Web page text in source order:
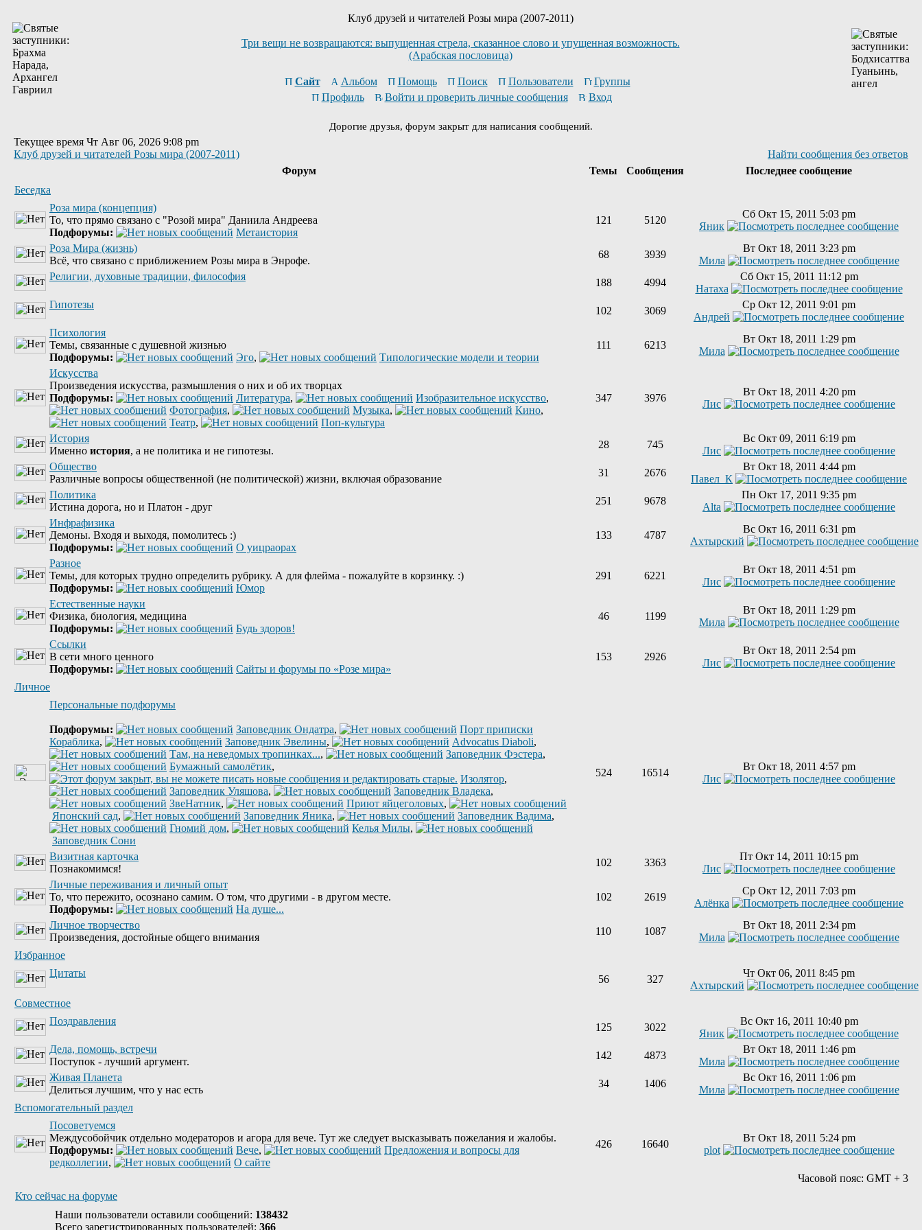
Клуб друзей и читателей Розы мира (2007-2011)
Три вещи не возвращаются: выпущенная стрела, сказанное слово и упущенная возможность.
(Арабская пословица)
Сайт Альбом Помощь Поиск Пользователи
Группы
Профиль
Войти и проверить личные сообщения Вход
Дорогие друзья, форум закрыт для написания сообщений.
Текущее время Чт Авг 06, 2026 9:08 pm
Клуб друзей и читателей Розы мира (2007-2011)
Найти сообщения без ответов
Форум
Темы Сообщения
Последнее сообщение
Беседка
Роза мира (концепция)
То, что прямо связано с "Розой мира" Даниила Андреева
Подфорумы:
Метаистория
121 5120
Сб Окт 15, 2011 5:03 pm
Яник
Роза Мира (жизнь)
Всё, что связано с приближением Розы мира в Энрофе.
68 3939
Вт Окт 18, 2011 3:23 pm
Мила
Религии, духовные традиции, философия
188 4994
Сб Окт 15, 2011 11:12 pm
Натаха
Гипотезы
102 3069
Ср Окт 12, 2011 9:01 pm
Андрей
Психология
Темы, связанные с душевной жизнью
Подфорумы:
Эго, Типологические модели и теории
111 6213
Вт Окт 18, 2011 1:29 pm
Мила
Искусства
Произведения искусства, размышления о них и об их творцах
Подфорумы:
Литература, Изобразительное искусство,
Фотография, Музыка, Кино,
Театр, Поп-культура
347 3976
Вт Окт 18, 2011 4:20 pm
Лис
История
Именно история, а не политика и не гипотезы.
28 745
Вс Окт 09, 2011 6:19 pm
Лис
Общество
Различные вопросы общественной (не политической) жизни, включая образование
31 2676
Вт Окт 18, 2011 4:44 pm
Павел_К
Политика
Истина дорога, но и Платон - друг
251 9678
Пн Окт 17, 2011 9:35 pm
Alta
Инфрафизика
Демоны. Входя и выходя, помолитесь :)
Подфорумы:
О уицраорах
133 4787
Вс Окт 16, 2011 6:31 pm
Ахтырский
Разное
Темы, для которых трудно определить рубрику. А для флейма - пожалуйте в корзинку. :)
Подфорумы:
Юмор
291 6221
Вт Окт 18, 2011 4:51 pm
Лис
Естественные науки
Физика, биология, медицина
Подфорумы:
Будь здоров!
46 1199
Вт Окт 18, 2011 1:29 pm
Мила
Ссылки
В сети много ценного
Подфорумы:
Сайты и форумы по «Розе мира»
153 2926
Вт Окт 18, 2011 2:54 pm
Лис
Личное
Персональные подфорумы
Подфорумы: Заповедник Ондатра,
Порт приписки
Кораблика, Заповедник Эвелины, Advocatus Diaboli,
Там, на неведомых тропинках..., Заповедник Фэстера,
Бумажный самолётик,
Изолятор,
Заповедник Уляшова, Заповедник Владека,
ЗвеНатник, Приют яйцеголовых,
Японский сад, Заповедник Яника, Заповедник Вадима,
Гномий дом, Келья Милы,
Заповедник Сони
524 16514
Вт Окт 18, 2011 4:57 pm
Лис
Визитная карточка
Познакомимся!
102 3363
Пт Окт 14, 2011 10:15 pm
Лис
Личные переживания и личный опыт
То, что пережито, осознано самим. О том, что другими - в другом месте.
Подфорумы:
На душе...
102 2619
Ср Окт 12, 2011 7:03 pm
Алёнка
Личное творчество
Произведения, достойные общего внимания
110 1087
Вт Окт 18, 2011 2:34 pm
Мила
Избранное
Цитаты
56 327
Чт Окт 06, 2011 8:45 pm
Ахтырский
Совместное
Поздравления
125 3022
Вс Окт 16, 2011 10:40 pm
Яник
Дела, помощь, встречи
Поступок - лучший аргумент.
142 4873
Вт Окт 18, 2011 1:46 pm
Мила
Живая Планета
Делиться лучшим, что у нас есть
34 1406
Вс Окт 16, 2011 1:06 pm
Мила
Вспомогательный раздел
Посоветуемся
Междусобойчик отдельно модераторов и агора для вече. Тут же следует высказывать пожелания и жалобы.
Подфорумы:
Вече,
Предложения и вопросы для
редколлегии, О сайте
426 16640
Вт Окт 18, 2011 5:24 pm
plot
Часовой пояс: GMT + 3
Кто сейчас на форуме
Наши пользователи оставили сообщений: 138432
Всего зарегистрированных пользователей: 366